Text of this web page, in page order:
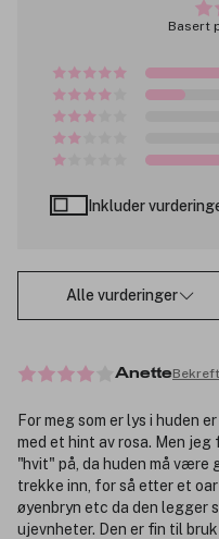
Basert
Inkluder
Alle vurderinger
Anette
For meg som er lys i huden
med et hint av rosa. Men
"hvit" på, da huden må
trekke inn, for så etter et
øyenbryn etc da den legger
ujevnheter. Den er fin til